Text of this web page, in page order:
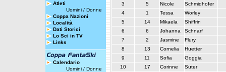
Atleti
Uomini / Donne
Coppa Nazioni
Località
Dati Storici
Lo Sci in TV
Links
Calendario
Uomini / Donne
3
5 Nicole
Schmidhofer
4
1 Tessa
Worley
5
14 Mikaela
Shiffrin
6
6 Johanna
Schnarf
7
2 Jasmine
Flury
8
13 Cornelia
Huetter
9
11 Sofia
Goggia
10
17 Corinne
Suter